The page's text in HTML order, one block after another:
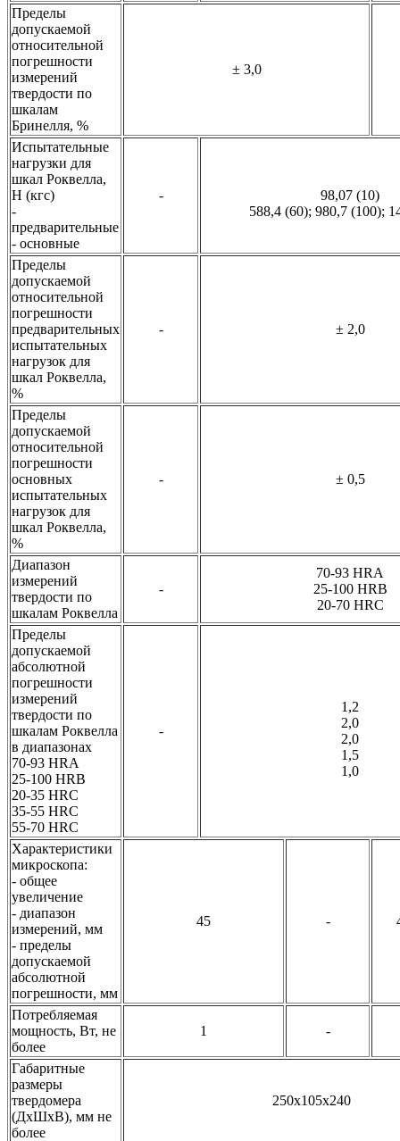
Пределы
допускаемой
относительной
погрешности
измерений
твердости по
шкалам
Бринелля, %
± 3,0
Испытательные
нагрузки для
шкал Роквелла,
Н (кгс)
-
предварительные
- основные
-
98,07 (10)
588,4 (60); 980,7 (100);
Пределы
допускаемой
относительной
погрешности
предварительных
испытательных
нагрузок для
шкал Роквелла,
%
- ± 2,0
Пределы
допускаемой
относительной
погрешности
основных
испытательных
нагрузок для
шкал Роквелла,
%
- ± 0,5
Диапазон
измерений
твердости по
шкалам Роквелла
-
70-93 HRA
25-100 HRB
20-70 HRC
Пределы
допускаемой
абсолютной
погрешности
измерений
твердости по
шкалам Роквелла
в диапазонах
70-93 HRA
25-100 HRB
20-35 HRC
35-55 HRC
55-70 HRC
-
1,2
2,0
2,0
1,5
1,0
Характеристики
микроскопа:
- общее
увеличение
- диапазон
измерений, мм
- пределы
допускаемой
абсолютной
погрешности, мм
45 -
Потребляемая
мощность, Вт, не
более
1 -
Габаритные
размеры
твердомера
(ДхШхВ), мм не
более
250х105х240